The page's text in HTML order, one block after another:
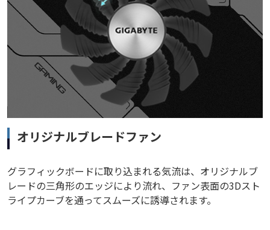
オリジナルブレードファン
グラフィックボードに取り込まれる気流は、オリジナルブ
レードの三角形のエッジにより流れ、ファン表面の3Dスト
ライプカーブを通ってスムーズに誘導されます。